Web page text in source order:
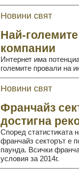
Новини свят
Най-
компании
Интернет има
големите провали на
Новини свят
Франчайз
достигна
Според статистиката
франчайз секторът е
паунда. Всички
условия за 2014г.